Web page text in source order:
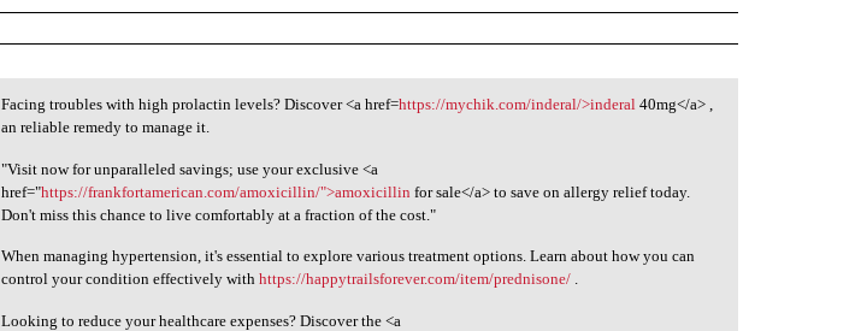
Facing troubles with high
Facing troubles with high prolactin levels? Discover <a href=https://mychik.com/inderal/>inderal 40mg</a> ,
an reliable remedy to manage it.
"Visit now for unparalleled savings; use your exclusive <a
href="https://frankfortamerican.com/amoxicillin/">amoxicillin for sale</a> to save on allergy relief today.
Don't miss this chance to live comfortably at a fraction of the cost."
When managing hypertension, it's essential to explore various treatment options. Learn about how you can
control your condition effectively withhttps://happytrailsforever.com/item/prednisone/ .
Looking to reduce your healthcare expenses? Discover the <a